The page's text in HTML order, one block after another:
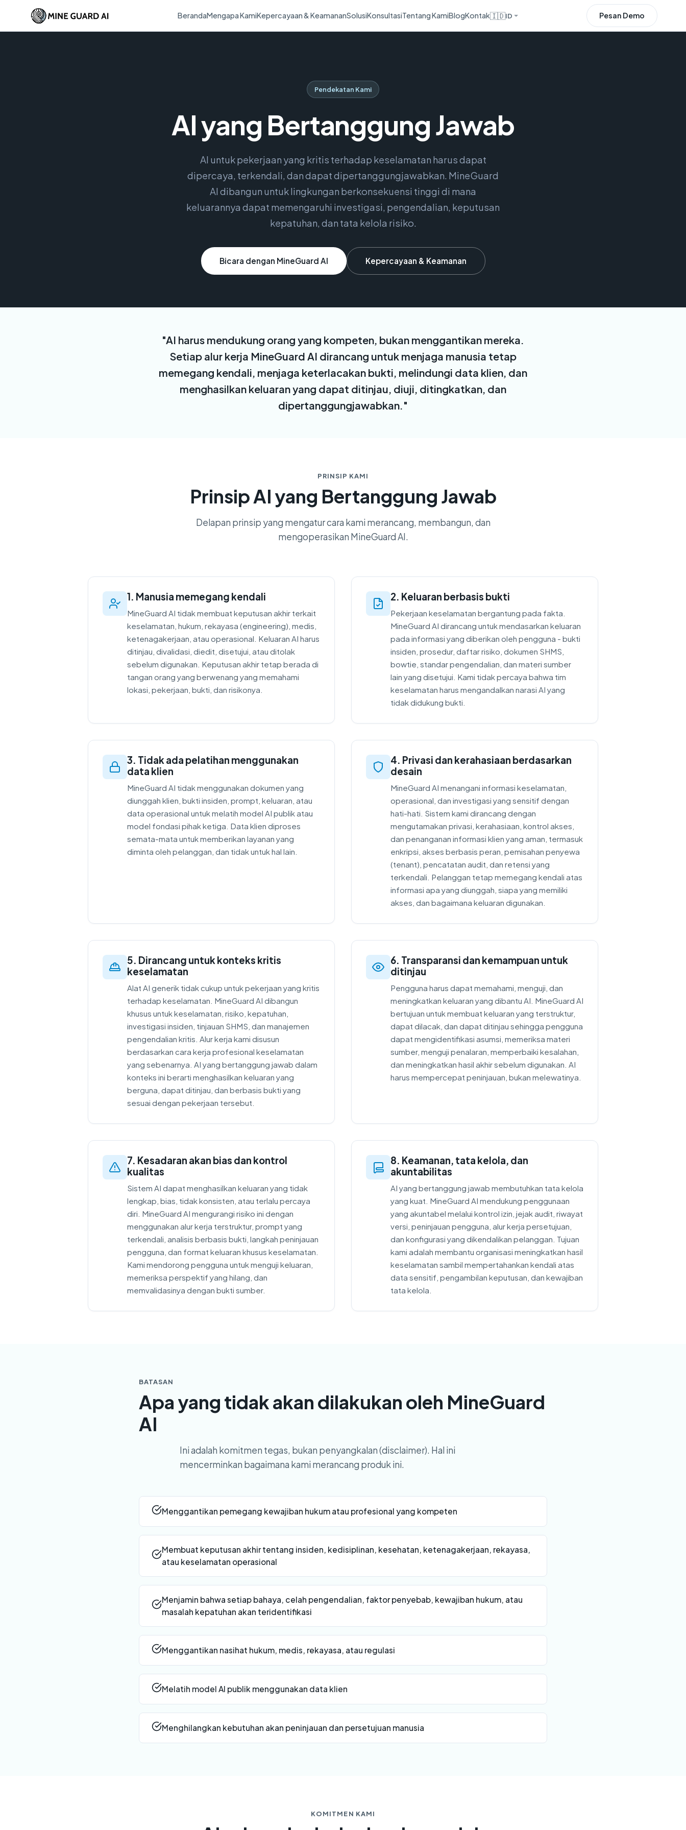
BerandaMengapa KamiKepercayaan & KeamananSolusiKonsultasiTentang KamiBlogKontak🇮🇩ID Pesan Demo
Pendekatan Kami
AI yang Bertanggung Jawab
AI untuk pekerjaan yang kritis terhadap keselamatan harus dapat
dipercaya, terkendali, dan dapat dipertanggungjawabkan. MineGuard
AI dibangun untuk lingkungan berkonsekuensi tinggi di mana
keluarannya dapat memengaruhi investigasi, pengendalian, keputusan
kepatuhan, dan tata kelola risiko.
Bicara dengan MineGuard AI Kepercayaan & Keamanan
"AI harus mendukung orang yang kompeten, bukan menggantikan mereka.
Setiap alur kerja MineGuard AI dirancang untuk menjaga manusia tetap
memegang kendali, menjaga keterlacakan bukti, melindungi data klien, dan
menghasilkan keluaran yang dapat ditinjau, diuji, ditingkatkan, dan
dipertanggungjawabkan."
PRINSIP KAMI
Prinsip AI yang Bertanggung Jawab
Delapan prinsip yang mengatur cara kami merancang, membangun, dan
mengoperasikan MineGuard AI.
1. Manusia memegang kendali
MineGuard AI tidak membuat keputusan akhir terkait
keselamatan, hukum, rekayasa (engineering), medis,
ketenagakerjaan, atau operasional. Keluaran AI harus
ditinjau, divalidasi, diedit, disetujui, atau ditolak
sebelum digunakan. Keputusan akhir tetap berada di
tangan orang yang berwenang yang memahami
lokasi, pekerjaan, bukti, dan risikonya.
2. Keluaran berbasis bukti
Pekerjaan keselamatan bergantung pada fakta.
MineGuard AI dirancang untuk mendasarkan keluaran
pada informasi yang diberikan oleh pengguna - bukti
insiden, prosedur, daftar risiko, dokumen SHMS,
bowtie, standar pengendalian, dan materi sumber
lain yang disetujui. Kami tidak percaya bahwa tim
keselamatan harus mengandalkan narasi AI yang
tidak didukung bukti.
3. Tidak ada pelatihan menggunakan
data klien
MineGuard AI tidak menggunakan dokumen yang
diunggah klien, bukti insiden, prompt, keluaran, atau
data operasional untuk melatih model AI publik atau
model fondasi pihak ketiga. Data klien diproses
semata-mata untuk memberikan layanan yang
diminta oleh pelanggan, dan tidak untuk hal lain.
4. Privasi dan kerahasiaan berdasarkan
desain
MineGuard AI menangani informasi keselamatan,
operasional, dan investigasi yang sensitif dengan
hati-hati. Sistem kami dirancang dengan
mengutamakan privasi, kerahasiaan, kontrol akses,
dan penanganan informasi klien yang aman, termasuk
enkripsi, akses berbasis peran, pemisahan penyewa
(tenant), pencatatan audit, dan retensi yang
terkendali. Pelanggan tetap memegang kendali atas
informasi apa yang diunggah, siapa yang memiliki
akses, dan bagaimana keluaran digunakan.
5. Dirancang untuk konteks kritis
keselamatan
Alat AI generik tidak cukup untuk pekerjaan yang kritis
terhadap keselamatan. MineGuard AI dibangun
khusus untuk keselamatan, risiko, kepatuhan,
investigasi insiden, tinjauan SHMS, dan manajemen
pengendalian kritis. Alur kerja kami disusun
berdasarkan cara kerja profesional keselamatan
yang sebenarnya. AI yang bertanggung jawab dalam
konteks ini berarti menghasilkan keluaran yang
berguna, dapat ditinjau, dan berbasis bukti yang
sesuai dengan pekerjaan tersebut.
6. Transparansi dan kemampuan untuk
ditinjau
Pengguna harus dapat memahami, menguji, dan
meningkatkan keluaran yang dibantu AI. MineGuard AI
bertujuan untuk membuat keluaran yang terstruktur,
dapat dilacak, dan dapat ditinjau sehingga pengguna
dapat mengidentifikasi asumsi, memeriksa materi
sumber, menguji penalaran, memperbaiki kesalahan,
dan meningkatkan hasil akhir sebelum digunakan. AI
harus mempercepat peninjauan, bukan melewatinya.
7. Kesadaran akan bias dan kontrol
kualitas
Sistem AI dapat menghasilkan keluaran yang tidak
lengkap, bias, tidak konsisten, atau terlalu percaya
diri. MineGuard AI mengurangi risiko ini dengan
menggunakan alur kerja terstruktur, prompt yang
terkendali, analisis berbasis bukti, langkah peninjauan
pengguna, dan format keluaran khusus keselamatan.
Kami mendorong pengguna untuk menguji keluaran,
memeriksa perspektif yang hilang, dan
memvalidasinya dengan bukti sumber.
8. Keamanan, tata kelola, dan
akuntabilitas
AI yang bertanggung jawab membutuhkan tata kelola
yang kuat. MineGuard AI mendukung penggunaan
yang akuntabel melalui kontrol izin, jejak audit, riwayat
versi, peninjauan pengguna, alur kerja persetujuan,
dan konfigurasi yang dikendalikan pelanggan. Tujuan
kami adalah membantu organisasi meningkatkan hasil
keselamatan sambil mempertahankan kendali atas
data sensitif, pengambilan keputusan, dan kewajiban
tata kelola.
BATASAN
Apa yang tidak akan dilakukan oleh MineGuard
AI
Ini adalah komitmen tegas, bukan penyangkalan (disclaimer). Hal ini
mencerminkan bagaimana kami merancang produk ini.
Menggantikan pemegang kewajiban hukum atau profesional yang kompeten
Membuat keputusan akhir tentang insiden, kedisiplinan, kesehatan, ketenagakerjaan, rekayasa,
atau keselamatan operasional
Menjamin bahwa setiap bahaya, celah pengendalian, faktor penyebab, kewajiban hukum, atau
masalah kepatuhan akan teridentifikasi
Menggantikan nasihat hukum, medis, rekayasa, atau regulasi
Melatih model AI publik menggunakan data klien
Menghilangkan kebutuhan akan peninjauan dan persetujuan manusia
KOMITMEN KAMI